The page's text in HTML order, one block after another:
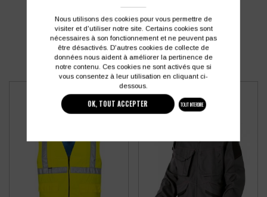
PRODUITS SIMILAIRES
Nous utilisons des cookies pour vous permettre de
visiter et d'utiliser notre site. Certains cookies sont
nécessaires à son fonctionnement et ne peuvent pas
être désactivés. D'autres cookies de collecte de
données nous aident à améliorer la pertinence de
notre contenu. Ces cookies ne sont activés que si
vous consentez à leur utilisation en cliquant ci-
dessous.
OK, TOUT ACCEPTER TOUT INTERDIRE